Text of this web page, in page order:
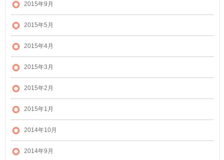
2015年9月
2015年5月
2015年4月
2015年3月
2015年2月
2015年1月
2014年10月
2014年9月